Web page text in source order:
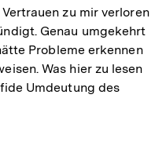
zu mir verloren
Genau umgekehrt
Probleme erkennen
Was hier zu lesen
Umdeutung des